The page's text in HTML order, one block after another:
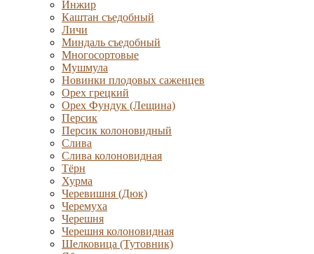
Инжир
Каштан съедобный
Личи
Миндаль съедобный
Многосортовые
Мушмула
Новинки плодовых саженцев
Орех грецкий
Орех Фундук (Лещина)
Персик
Персик колоновидный
Слива
Слива колоновидная
Тёрн
Хурма
Черевишня (Дюк)
Черемуха
Черешня
Черешня колоновидная
Шелковица (Тутовник)